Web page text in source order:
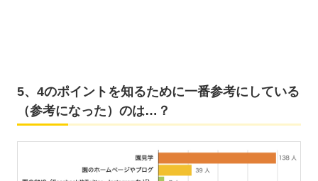
5、4のポイントを知るために一番参考にしている
（参考になった）のは…？